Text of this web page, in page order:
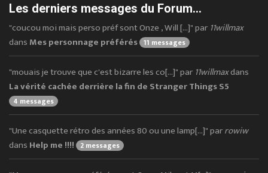
Les derniers messages du Forum...
"coucou moi mais perso préf sont Onze , Will [...]" par 11willmax
dans Mes personnage préférés 11 messages
"mouais je trouve que c'est bizarre les co[...]" par 11willmaxdans
La vérité cachée derrière la fin de Stranger Things S5
4 messages
"Une casquette rétro des années 80 ou une lamp[...]" parrowiw
dans Help me !!!! 2 messages